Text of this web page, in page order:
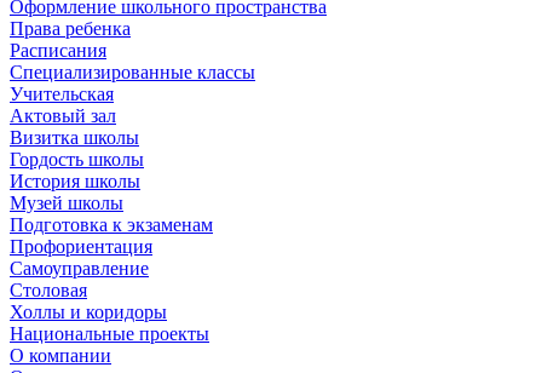
Оформление школьного пространства
Права ребенка
Расписания
Специализированные классы
Учительская
Актовый зал
Визитка школы
Гордость школы
История школы
Музей школы
Подготовка к экзаменам
Профориентация
Самоуправление
Столовая
Холлы и коридоры
Национальные проекты
О компании